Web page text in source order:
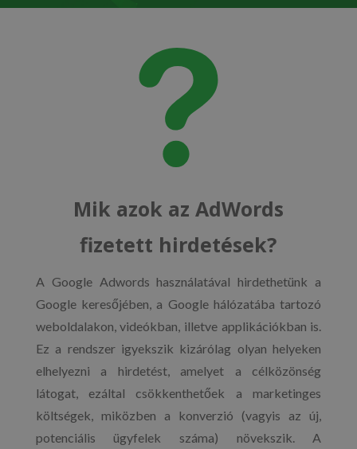
Mik azok az AdWords
fizetett hirdetések?
A Google Adwords használatával hirdethetünk a
Google keresőjében, a Google hálózatába tartozó
weboldalakon, videókban, illetve applikációkban is.
Ez a rendszer igyekszik kizárólag olyan helyeken
elhelyezni a hirdetést, amelyet a célközönség
látogat, ezáltal csökkenthetőek a marketinges
költségek, miközben a konverzió (vagyis az új,
potenciális ügyfelek száma) növekszik. A